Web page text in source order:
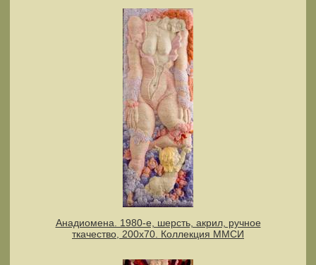
Анадиомена. 1980-е, шерсть, акрил, ручное
ткачество, 200х70. Коллекция ММСИ